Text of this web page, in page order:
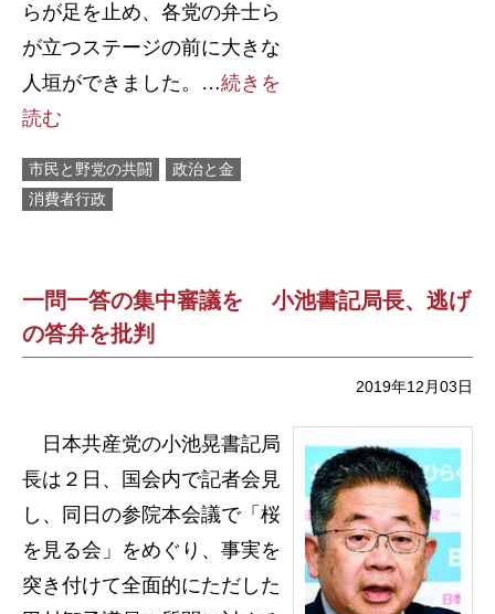
らが足を止め、各党の弁士ら
が立つステージの前に大きな
人垣ができました。…続きを
読む
市民と野党の共闘
政治と金
消費者行政
一問一答の集中審議を 小池書記局長、逃げ
の答弁を批判
2019年12月03日
日本共産党の小池晃書記局
長は２日、国会内で記者会見
し、同日の参院本会議で「桜
を見る会」をめぐり、事実を
突き付けて全面的にただした